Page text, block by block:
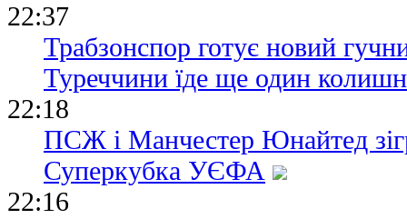
22:37
Трабзонспор готує новий
Туреччини їде ще один
22:18
ПСЖ і Манчестер Юнайтед
Суперкубка УЄФА
22:16